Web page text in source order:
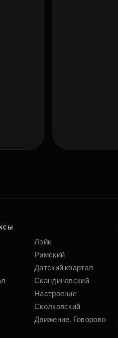
Лэйк
Римский
Датский квартал
Скандинавский
Настроение
Сколковский
Движение. Говорово